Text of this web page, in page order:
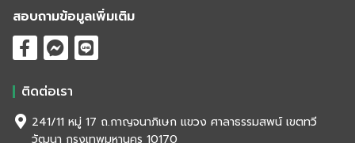
สอบถามข้อมูลเพิ่มเติม
ติดต่อเรา
241/11 หมู่ 17 ถ.กาญจนาภิเษก แขวง ศาลาธรรมสพน์ เขตทวี
วัฒนา กรุงเทพมหานคร 10170